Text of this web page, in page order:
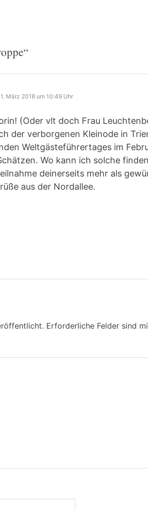
“
März 2018 um 10:49 Uhr
(Oder vlt doch Frau
der verborgenen Kleinode in
Weltgästeführertages im
Wo kann ich solche
deinerseits mehr als
aus der Nordallee.
Erforderliche Felder sind